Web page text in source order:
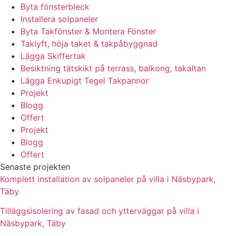
Byta fönsterbleck
Installera solpaneler
Byta Takfönster & Montera Fönster
Taklyft, höja taket & takpåbyggnad
Lägga Skiffertak
Besiktning tätskikt på terrass, balkong, takaltan
Lägga Enkupigt Tegel Takpannor
Projekt
Blogg
Offert
Projekt
Blogg
Offert
Senaste projekten
Komplett installation av solpaneler på villa i Näsbypark,
Täby
Tilläggsisolering av fasad och ytterväggar på villa i
Näsbypark, Täby